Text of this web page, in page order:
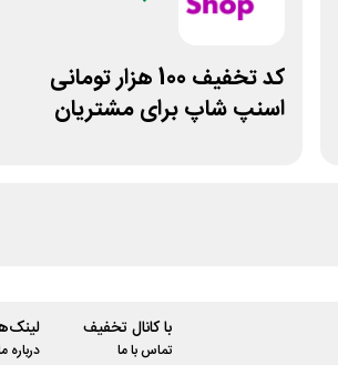
کد تخفیف 100 هزار تومانی
اسنپ شاپ برای مشتریان
با کانال تخفیف
تماس با ما
درباره